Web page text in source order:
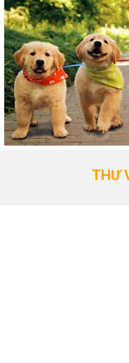
THƯ